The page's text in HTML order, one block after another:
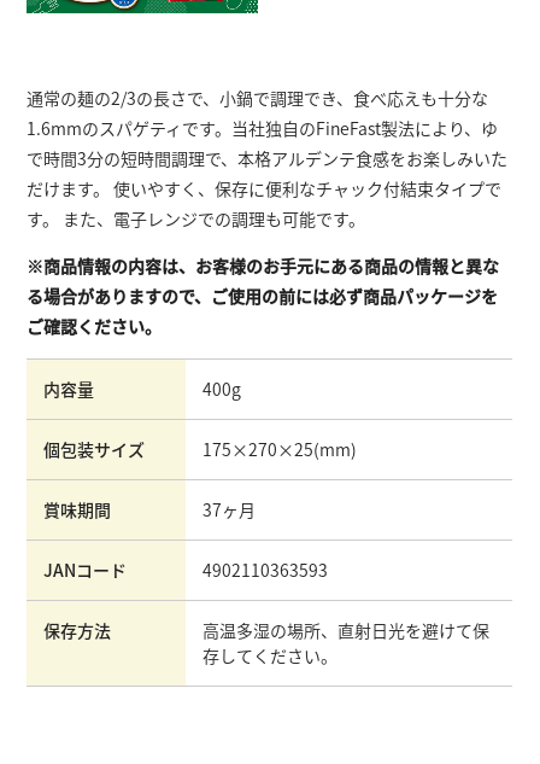
通常の麺の2/3の長さで、小鍋で調理でき、食べ応えも十分な
1.6mmのスパゲティです。当社独自のFineFast製法により、ゆ
で時間3分の短時間調理で、本格アルデンテ食感をお楽しみいた
だけます。 使いやすく、保存に便利なチャック付結束タイプで
す。 また、電子レンジでの調理も可能です。
※商品情報の内容は、お客様のお手元にある商品の情報と異な
る場合がありますので、ご使用の前には必ず商品パッケージを
ご確認ください。
内容量 400g
個包装サイズ 175×270×25(mm)
賞味期間 37ヶ月
JANコード 4902110363593
保存方法
高温多湿の場所、直射日光を避けて保
存してください。